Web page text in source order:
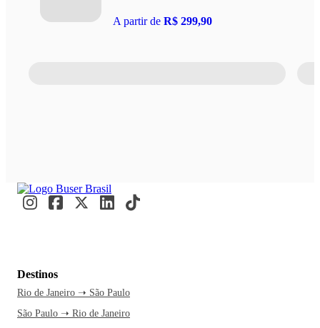
A partir de R$ 299,90
Destinos
Rio de Janeiro ➝ São Paulo
São Paulo ➝ Rio de Janeiro